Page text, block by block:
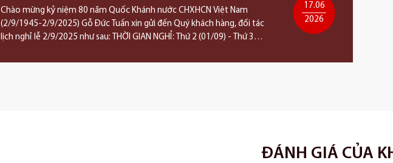
17.06
2026
Chào mừng kỷ niệm 80 năm Quốc Khánh nước CHXHCN Việt Nam
(2/9/1945-2/9/2025) Gỗ Đức Tuấn xin gửi đến Quý khách hàng, đối tác
lịch nghỉ lễ 2/9/2025 như sau: THỜI GIAN NGHỈ: Thứ 2 (01/09) - Thứ 3
ĐÁNH GIÁ CỦA